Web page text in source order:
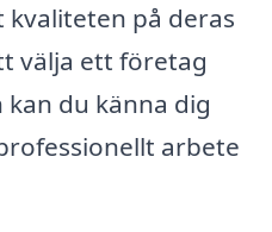
på deras
välja ett företag
du känna dig
arbete